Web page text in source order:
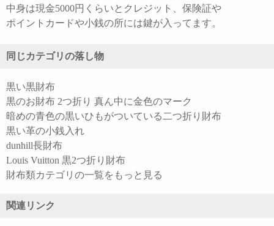
中身は現金5000円くらいとクレジット、保険証や
ポイントカードや小銭の所には鍵が入ってます。
同じカテゴリの落し物
黒い黒財布
黒のお財布 2つ折り 真ん中に金色のマーク
暗めの青色の黒いひもがついている二つ折り財布
黒い革の小銭入れ
dunhill長財布
Louis Vuitton 黒2つ折り財布
財布類カテゴリの一覧をもっと見る
関連リンク